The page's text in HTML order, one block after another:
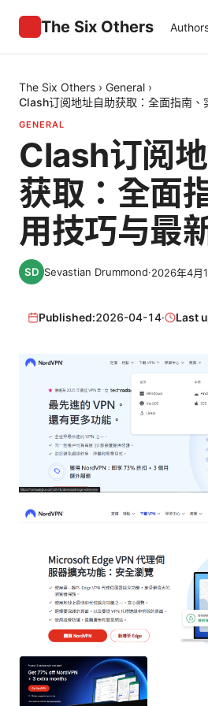
The Six Others
The Six Others › General ›
Clash订阅地址自助获取：全面指南、
GENERAL
Clash订阅
获取：全面
用技巧与最
Sevastian Drummond·2026年4月
Published:2026-04-14· Last